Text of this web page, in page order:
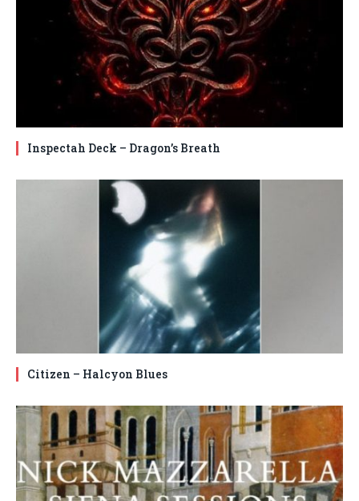
Inspectah Deck – Dragon’s Breath
Citizen – Halcyon Blues